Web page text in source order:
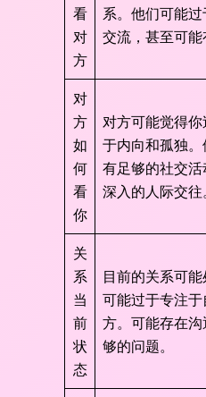
看
对
方
系。他们可能
交流，甚至可能
对
方
如
何
看
你
对方可能觉得
于内向和孤独
有足够的社交
深入的人际交往
关
系
当
前
状
态
目前的关系可
可能过于专注
方。可能存在
够的问题。